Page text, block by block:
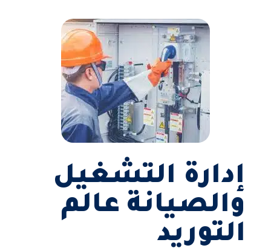
إدارة التشغيل
والصيانة عالم
التوريد